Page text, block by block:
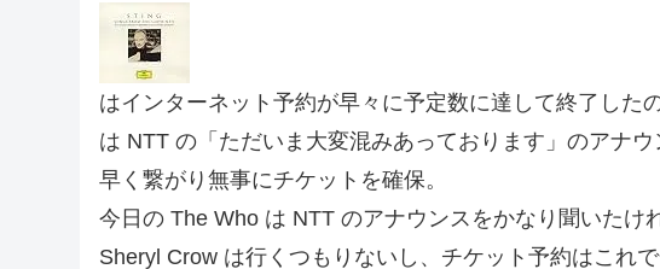
はインターネット予約が早々に予定数に達して終了した
は NTT の「ただいま大変混みあっております」のアナ
早く繋がり無事にチケットを確保。
今日の The Who は NTT のアナウンスをかなり聞いたけ
Sheryl Crow は行くつもりないし、チケット予約はこれで